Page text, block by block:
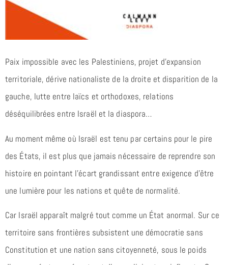
Paix impossible avec les Palestiniens, projet d’expansion
territoriale, dérive nationaliste de la droite et disparition de la
gauche, lutte entre laïcs et orthodoxes, relations
déséquilibrées entre Israël et la diaspora…
Au moment même où Israël est tenu par certains pour le pire
des États, il est plus que jamais nécessaire de reprendre son
histoire en pointant l’écart grandissant entre exigence d’être
une lumière pour les nations et quête de normalité.
Car Israël apparaît malgré tout comme un État anormal. Sur ce
territoire sans frontières subsistent une démocratie sans
Constitution et une nation sans citoyenneté, sous le poids